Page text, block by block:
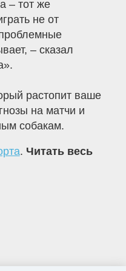
– тот же
не от
– сказал
растопит ваше
на матчи и
собакам.
. Читать весь